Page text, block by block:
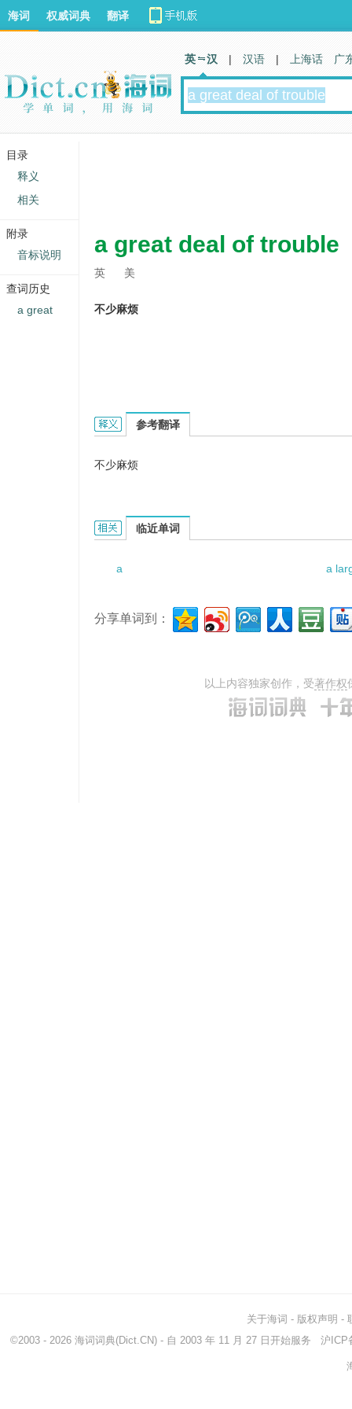
a great deal of trouble
英 美
不少麻烦
a great deal of trouble的英文翻译是什么意思，词
参考翻译
不少麻烦
a great deal of trouble的相关资料：
临近单词
a a
分享单词到：
以上内容独家创作，受著作权
海词 权威词典 翻译
英 汉 | 汉语 | 上海话 广
关于海词 - 版权声明 -
©2003 - 2026 海词词典(Dict.CN) - 自 2003 年 11 月 27 日开始服务 沪ICP
目录
释义
相关
附录
音标说明
查词历史
a great